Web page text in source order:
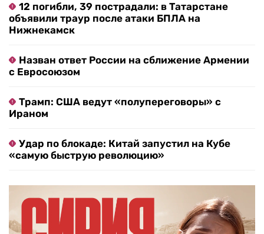
12 погибли, 39 пострадали: в Татарстане
объявили траур после атаки БПЛА на
Нижнекамск
Назван ответ России на сближение Армении
с Евросоюзом
Трамп: США ведут «полупереговоры» с
Ираном
Удар по блокаде: Китай запустил на Кубе
«самую быструю революцию»